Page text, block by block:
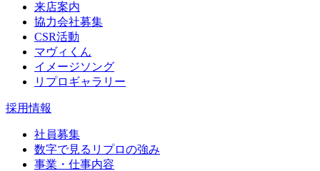
来店案内
協力会社募集
CSR活動
マヴィくん
イメージソング
リプロギャラリー
採用情報
社員募集
数字で見るリプロの強み
事業・仕事内容